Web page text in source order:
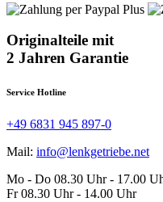
Originalteile mit
2 Jahren Garantie
Service Hotline
+49 6831 945 897-0
Mail: info@lenkgetriebe.net
Mo - Do 08.30 Uhr - 17.00
Fr 08.30 Uhr - 14.00 Uhr